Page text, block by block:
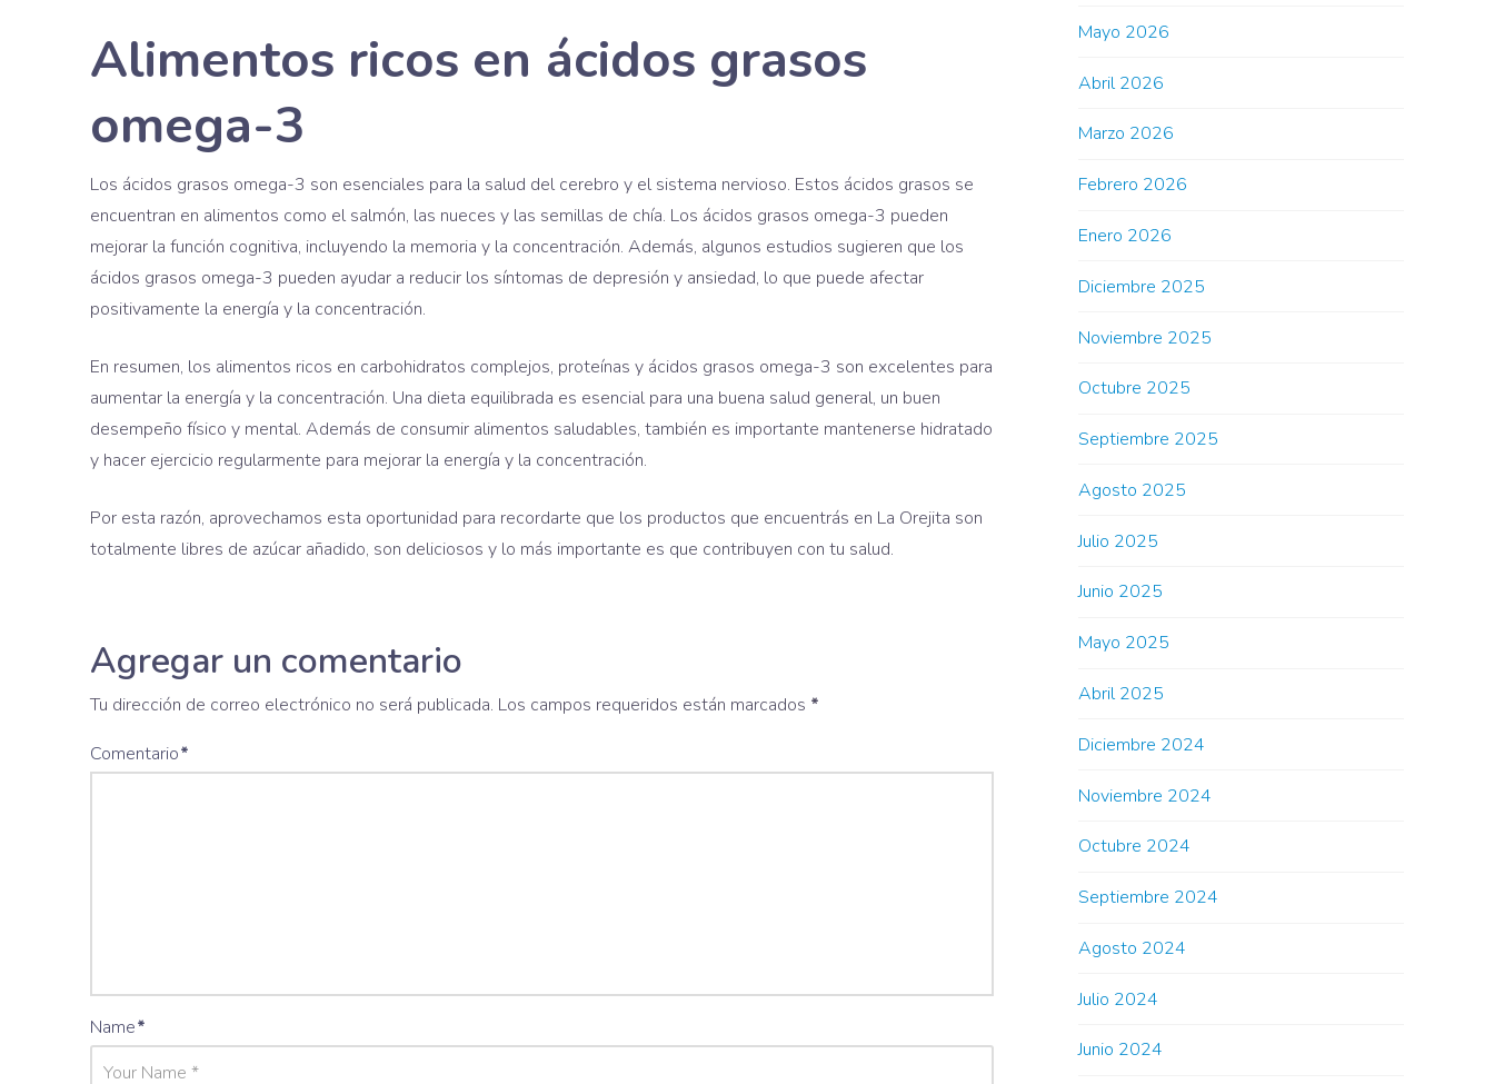
Alimentos ricos en ácidos grasos
omega-3
Los ácidos grasos omega-3 son esenciales para la salud del cerebro y el sistema nervioso. Estos ácidos grasos se
encuentran en alimentos como el salmón, las nueces y las semillas de chía. Los ácidos grasos omega-3 pueden
mejorar la función cognitiva, incluyendo la memoria y la concentración. Además, algunos estudios sugieren que los
ácidos grasos omega-3 pueden ayudar a reducir los síntomas de depresión y ansiedad, lo que puede afectar
positivamente la energía y la concentración.
En resumen, los alimentos ricos en carbohidratos complejos, proteínas y ácidos grasos omega-3 son excelentes para
aumentar la energía y la concentración. Una dieta equilibrada es esencial para una buena salud general, un buen
desempeño físico y mental. Además de consumir alimentos saludables, también es importante mantenerse hidratado
y hacer ejercicio regularmente para mejorar la energía y la concentración.
Por esta razón, aprovechamos esta oportunidad para recordarte que los productos que encuentrás en La Orejita son
totalmente libres de azúcar añadido, son deliciosos y lo más importante es que contribuyen con tu salud.
Agregar un comentario
Tu dirección de correo electrónico no será publicada. Los campos requeridos están marcados *
Comentario*
Name*
Mayo 2026
Abril 2026
Marzo 2026
Febrero 2026
Enero 2026
Diciembre 2025
Noviembre 2025
Octubre 2025
Septiembre 2025
Agosto 2025
Julio 2025
Junio 2025
Mayo 2025
Abril 2025
Diciembre 2024
Noviembre 2024
Octubre 2024
Septiembre 2024
Agosto 2024
Julio 2024
Junio 2024